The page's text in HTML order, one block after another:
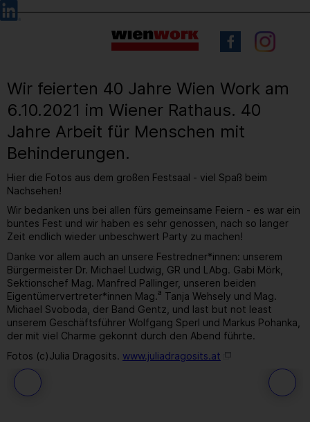
Barrierefreie
Bedienung
Sprachauswahl
Wir feierten 40 Jahre Wien Work am
6.10.2021 im Wiener Rathaus. 40
Jahre Arbeit für Menschen mit
Behinderungen.
Hier die Fotos aus dem großen Festsaal - viel Spaß beim
Nachsehen!
Wir bedanken uns bei allen fürs gemeinsame Feiern - es war ein
buntes Fest und wir haben es sehr genossen, nach so langer
Zeit endlich wieder unbeschwert Party zu machen!
Danke vor allem auch an unsere Festredner*innen: unserem
Bürgermeister Dr. Michael Ludwig, GR und LAbg. Gabi Mörk,
Sektionschef Mag. Manfred Pallinger, unseren beiden
Eigentümervertreter*innen Mag.a Tanja Wehsely und Mag.
Michael Svoboda, der Band Gentz, und last but not least
unserem Geschäftsführer Wolfgang Sperl und Markus Pohanka,
der mit viel Charme gekonnt durch den Abend führte.
Fotos (c)Julia Dragosits. www.juliadragosits.at
251 / 259